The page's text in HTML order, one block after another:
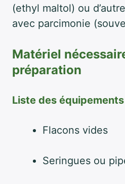
(ethyl maltol) ou
avec parcimonie
Matériel
préparation
Liste des
Flacons vides
Seringues ou